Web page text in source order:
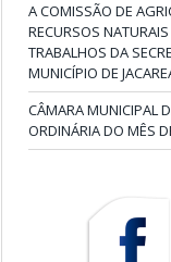
A COMISSÃO DE
RECURSOS
TRABALHOS DA
MUNICÍPIO DE
CÂMARA MUNICIPAL
ORDINÁRIA DO MÊS